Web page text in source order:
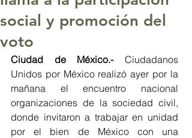
social y promoción del
voto
Ciudad de México.- Ciudadanos
Unidos por México realizó ayer por la
mañana el encuentro nacional
organizaciones de la sociedad civil,
donde invitaron a trabajar en unidad
por el bien de México con una